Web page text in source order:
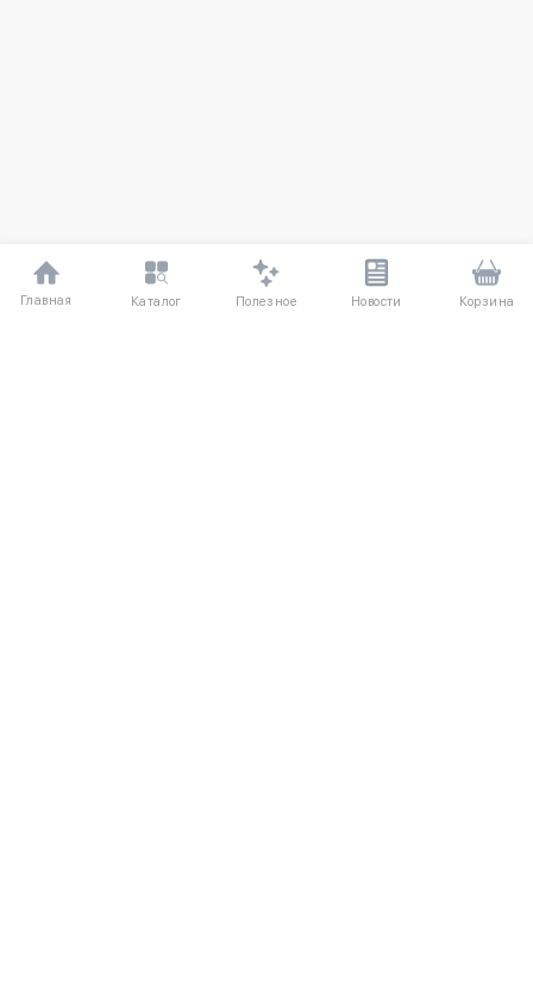
Главная Каталог Полезное Новости Корзина